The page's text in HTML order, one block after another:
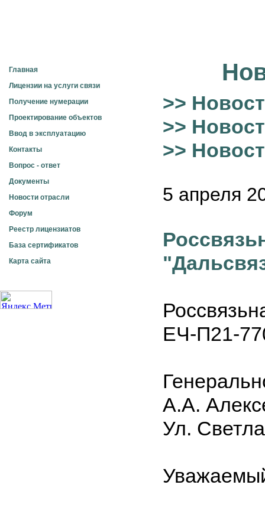
Главная
Лицензии на услуги связи
Получение нумерации
Проектирование объектов
Ввод в эксплуатацию
Контакты
Вопрос - ответ
Документы
Новости отрасли
Форум
Реестр лицензиатов
База сертификатов
Карта сайта
>>
>>
>>
5 апреля
ЕЧ-П21-
А.А.
Ул.